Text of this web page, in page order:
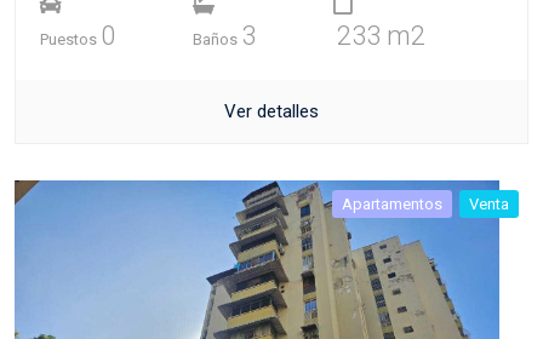
Puestos 0 Baños 3 233 m2
Ver detalles
Apartamentos Venta